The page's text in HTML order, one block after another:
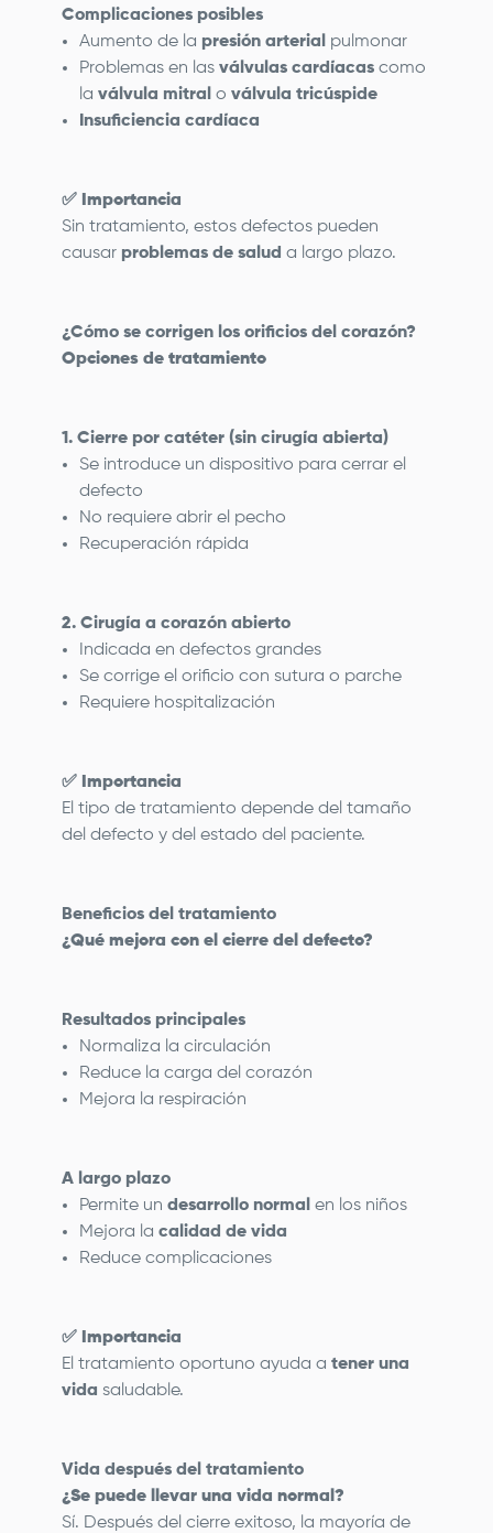
Complicaciones posibles
Aumento de la presión arterial
pulmonar
Problemas en las válvulas cardíacas como
la válvula mitral o válvula tricúspide
Insuficiencia cardíaca
✅ Importancia
Sin tratamiento, estos defectos pueden
causar problemas de salud a largo plazo.
¿Cómo se corrigen los orificios del corazón?
Opciones de tratamiento
1. Cierre por catéter (sin cirugía abierta)
Se introduce un dispositivo para cerrar el
defecto
No requiere abrir el pecho
Recuperación rápida
2. Cirugía a corazón abierto
Indicada en defectos grandes
Se corrige el orificio con sutura o parche
Requiere hospitalización
✅ Importancia
El tipo de tratamiento depende del tamaño
del defecto y del estado del paciente.
Beneficios del tratamiento
¿Qué mejora con el cierre del defecto?
Resultados principales
Normaliza la circulación
Reduce la carga del corazón
Mejora la respiración
A largo plazo
Permite un desarrollo normal en los niños
Mejora la calidad de vida
Reduce complicaciones
✅ Importancia
El tratamiento oportuno ayuda a tener una
vida saludable.
Vida después del tratamiento
¿Se puede llevar una vida normal?
Sí. Después del cierre exitoso, la mayoría de